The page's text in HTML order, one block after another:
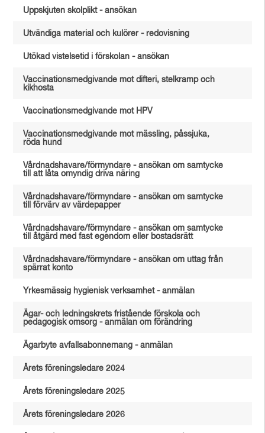
Uppskjuten skolplikt - ansökan
Utvändiga material och kulörer - redovisning
Utökad vistelsetid i förskolan - ansökan
Vaccinationsmedgivande mot difteri, stelkramp och
kikhosta
Vaccinationsmedgivande mot HPV
Vaccinationsmedgivande mot mässling, påssjuka,
röda hund
Vårdnadshavare/förmyndare - ansökan om samtycke
till att låta omyndig driva näring
Vårdnadshavare/förmyndare - ansökan om samtycke
till förvärv av värdepapper
Vårdnadshavare/förmyndare - ansökan om samtycke
till åtgärd med fast egendom eller bostadsrätt
Vårdnadshavare/förmyndare - ansökan om uttag från
spärrat konto
Yrkesmässig hygienisk verksamhet - anmälan
Ägar- och ledningskrets fristående förskola och
pedagogisk omsorg - anmälan om förändring
Ägarbyte avfallsabonnemang - anmälan
Årets föreningsledare 2024
Årets föreningsledare 2025
Årets föreningsledare 2026